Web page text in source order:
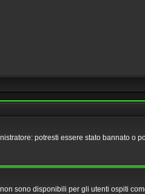
potresti essere stato bannato o
sono disponibili per gli utenti ospiti